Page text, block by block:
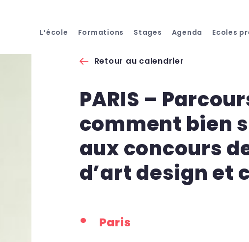
L’école Formations Stages Agenda Ecoles
Retour au calendrier
PARIS –
comment bien
aux concours
d’art design et
Paris